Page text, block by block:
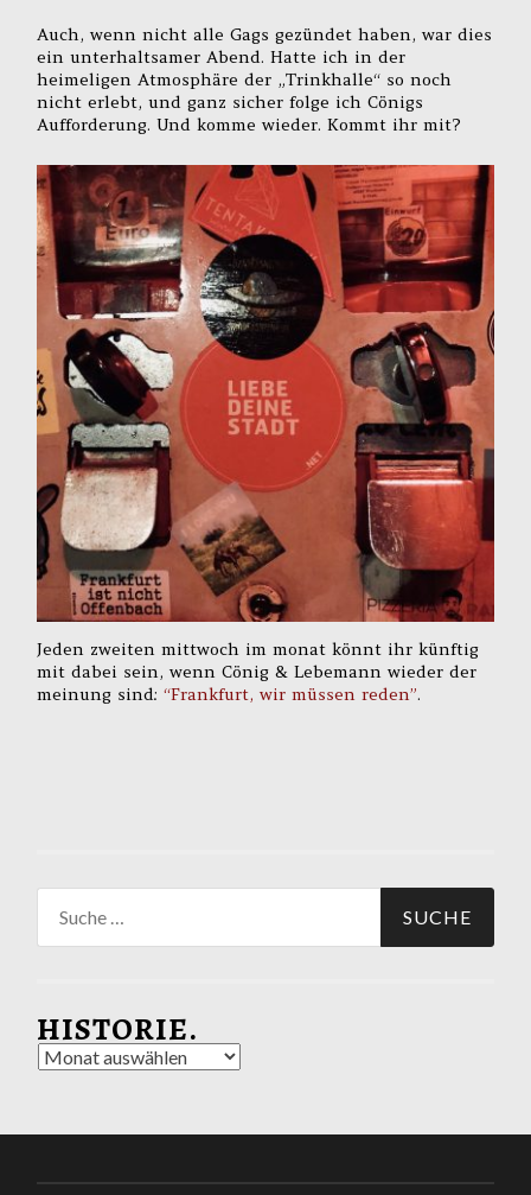
Auch, wenn nicht alle Gags gezündet haben, war dies
ein unterhaltsamer Abend. Hatte ich in der
heimeligen Atmosphäre der „Trinkhalle“ so noch
nicht erlebt, und ganz sicher folge ich Cönigs
Aufforderung. Und komme wieder. Kommt ihr mit?
Jeden zweiten mittwoch im monat könnt ihr künftig
mit dabei sein, wenn Cönig & Lebemann wieder der
meinung sind:“Frankfurt, wir müssen reden”.
nach:
HISTORIE.
Historie.